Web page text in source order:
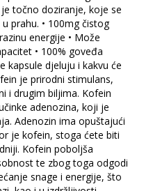
točno doziranje, koje se
prahu. • 100mg čistog
energije • Može
• 100% goveđa
kapsule djeluju i kakvu će
je prirodni stimulans,
i drugim biljima. Kofein
adenozina, koji je
Adenozin ima opuštajući
je kofein, stoga ćete biti
Kofein poboljša
te zbog toga odgodi
snage i energije, što